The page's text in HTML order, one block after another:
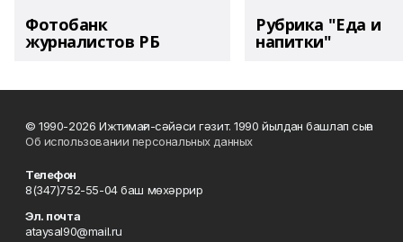
Фотобанк
журналистов РБ
Рубрика "Еда и
напитки"
© 1990-2026 Ижтимағи-сәйәси гәзит. 1990 йылдан башлап сыға
Об использовании персональных данных
Телефон
8(347)752-55-04 баш мөхәррир
Эл. почта
ataysal90@mail.ru